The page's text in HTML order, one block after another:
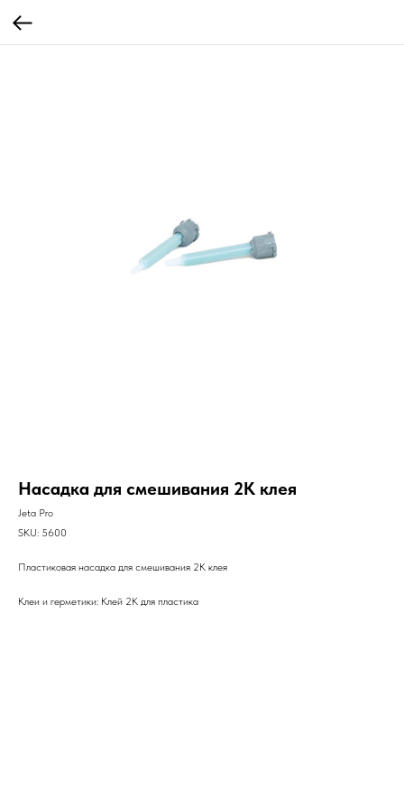
Насадка для смешивания 2К клея
Jeta Pro
SKU: 5600
Пластиковая насадка для смешивания 2К клея
Клеи и герметики: Клей 2К для пластика